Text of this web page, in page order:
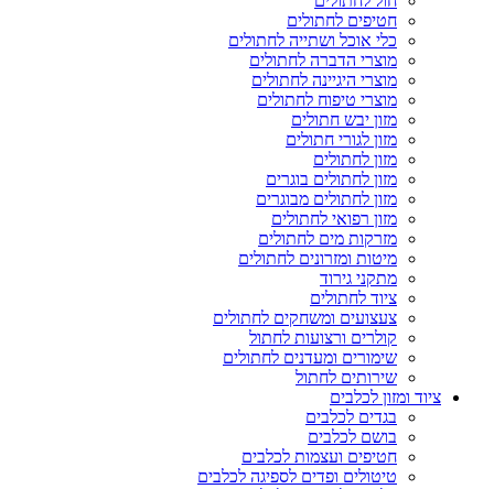
חטיפים לחתולים
כלי אוכל ושתייה לחתולים
מוצרי הדברה לחתולים
מוצרי היגיינה לחתולים
מוצרי טיפוח לחתולים
מזון יבש חתולים
מזון לגורי חתולים
מזון לחתולים
מזון לחתולים בוגרים
מזון לחתולים מבוגרים
מזון רפואי לחתולים
מזרקות מים לחתולים
מיטות ומזרונים לחתולים
מתקני גירוד
ציוד לחתולים
צעצועים ומשחקים לחתולים
קולרים ורצועות לחתול
שימורים ומעדנים לחתולים
שירותים לחתול
ציוד ומזון לכלבים
בגדים לכלבים
בושם לכלבים
חטיפים ועצמות לכלבים
טיטולים ופדים לספיגה לכלבים